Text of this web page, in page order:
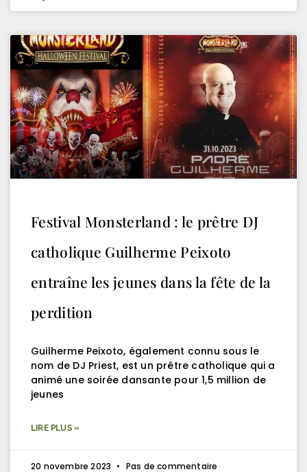
Festival Monsterland : le prêtre DJ
catholique Guilherme Peixoto
entraîne les jeunes dans la fête de la
perdition
Guilherme Peixoto, également connu sous le
nom de DJ Priest, est un prêtre catholique qui a
animé une soirée dansante pour 1,5 million de
jeunes
LIRE PLUS »
20 novembre 2023 Pas de commentaire